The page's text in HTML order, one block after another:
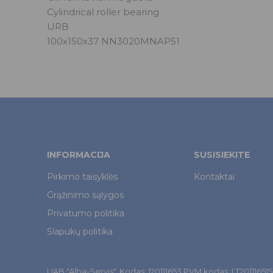
Cylindrical roller bearing
URB
100x150x37 NN3020MNAP51
INFORMACIJA
Pirkimo taisyklės
Grąžinimo sąlygos
Privatumo politika
Slapukų politika
SUSISIEKITE
Kontaktai